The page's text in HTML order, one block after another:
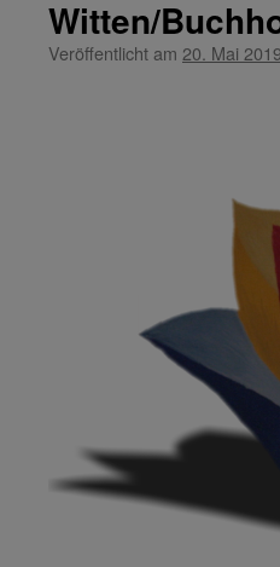
Witten/
Veröffentlicht am 20. Mai 2019